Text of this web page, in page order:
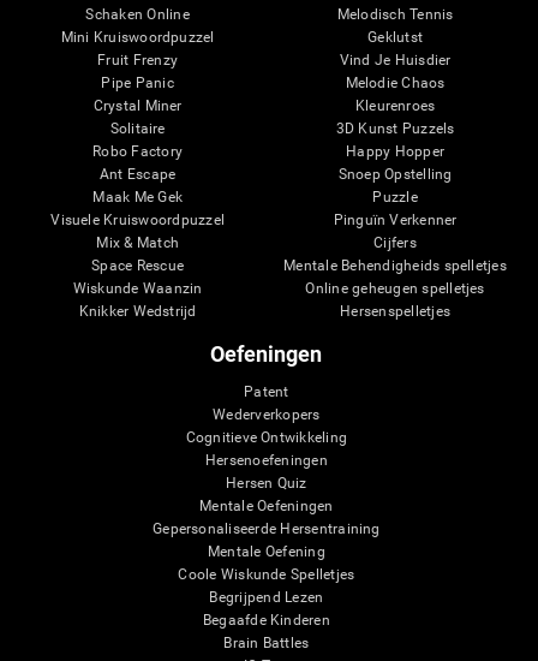
Schaken Online
Mini Kruiswoordpuzzel
Fruit Frenzy
Pipe Panic
Crystal Miner
Solitaire
Robo Factory
Ant Escape
Maak Me Gek
Visuele Kruiswoordpuzzel
Mix & Match
Space Rescue
Wiskunde Waanzin
Knikker Wedstrijd
Melodisch Tennis
Geklutst
Vind Je Huisdier
Melodie Chaos
Kleurenroes
3D Kunst Puzzels
Happy Hopper
Snoep Opstelling
Puzzle
Pinguïn Verkenner
Cijfers
Mentale Behendigheids spelletjes
Online geheugen spelletjes
Hersenspelletjes
Oefeningen
Patent
Wederverkopers
Cognitieve Ontwikkeling
Hersenoefeningen
Hersen Quiz
Mentale Oefeningen
Gepersonaliseerde Hersentraining
Mentale Oefening
Coole Wiskunde Spelletjes
Begrijpend Lezen
Begaafde Kinderen
Brain Battles